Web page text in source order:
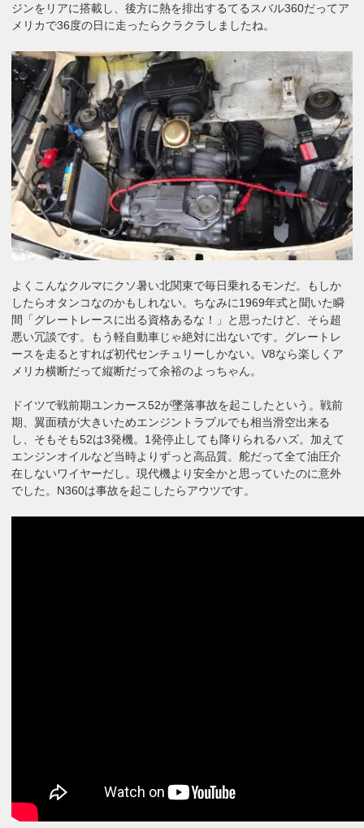
ジンをリアに搭載し、後方に熱を排出するてるスバル360だってア
メリカで36度の日に走ったらクラクラしましたね。
よくこんなクルマにクソ暑い北関東で毎日乗れるモンだ。もしか
したらオタンコなのかもしれない。ちなみに1969年式と聞いた瞬
間「グレートレースに出る資格あるな！」と思ったけど、そら超
悪い冗談です。もう軽自動車じゃ絶対に出ないです。グレートレ
ースを走るとすれば初代センチュリーしかない。V8なら楽しくア
メリカ横断だって縦断だって余裕のよっちゃん。
ドイツで戦前期ユンカース52が墜落事故を起こしたという。戦前
期、翼面積が大きいためエンジントラブルでも相当滑空出来る
し、そもそも52は3発機。1発停止しても降りられるハズ。加えて
エンジンオイルなど当時よりずっと高品質。舵だって全て油圧介
在しないワイヤーだし。現代機より安全かと思っていたのに意外
でした。N360は事故を起こしたらアウツです。